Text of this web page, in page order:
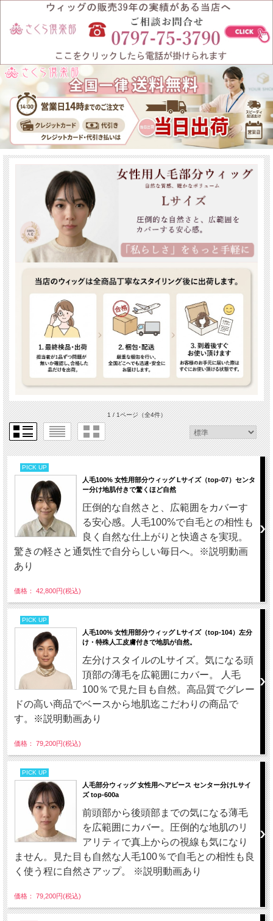
1 / 1ページ（全4件）
PICK UP
人毛100% 女性用部分ウィッグ Lサイズ（top-07）センタ
ー分け地肌付きで驚くほど自然
圧倒的な自然さと、広範囲をカバーす
る安心感。人毛100%で自毛との相性も
良く自然な仕上がりと快適さを実現。
驚きの軽さと通気性で自分らしい毎日へ。※説明動画
あり
価格： 42,800円(税込)
PICK UP
人毛100% 女性用部分ウィッグ Lサイズ（top-104）左分
け・特殊人工皮膚付きで地肌が自然。
左分けスタイルのLサイズ。気になる頭
頂部の薄毛を広範囲にカバー。 人毛
100％で見た目も自然。高品質でグレー
ドの高い商品でベースから地肌迄こだわりの商品で
す。※説明動画あり
価格： 79,200円(税込)
PICK UP
人毛部分ウィッグ 女性用ヘアピース センター分けLサイ
ズ top-600a
前頭部から後頭部までの気になる薄毛
を広範囲にカバー。圧倒的な地肌のリ
アリティで真上からの視線も気になり
ません。見た目も自然な人毛100％で自毛との相性も良
く使う程に自然さアップ。 ※説明動画あり
価格： 79,200円(税込)